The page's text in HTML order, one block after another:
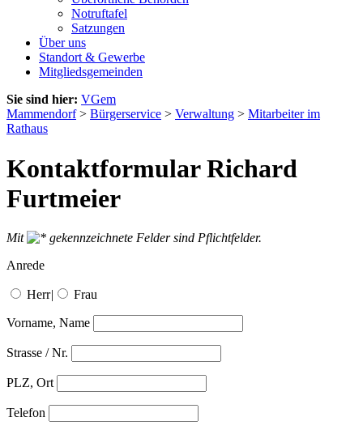
Notruftafel
Satzungen
Über uns
Standort & Gewerbe
Mitgliedsgemeinden
Sie sind hier: VGem
Mammendorf> Bürgerservice > Verwaltung > Mitarbeiter im
Rathaus
Kontaktformular Richard
Furtmeier
Mit
gekennzeichnete Felder sind Pflichtfelder.
Anrede
Herr| Frau
Vorname, Name
Strasse / Nr.
PLZ, Ort
Telefon